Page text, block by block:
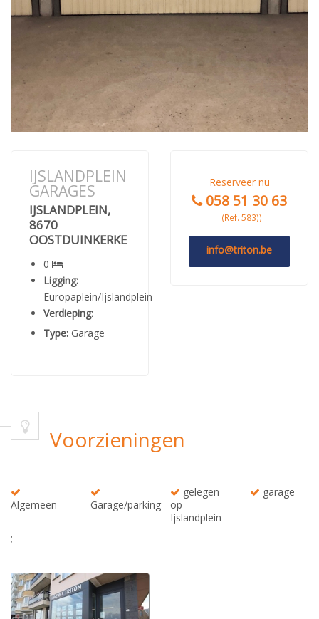
IJSLANDPLEIN
GARAGES
IJSLANDPLEIN,
8670
OOSTDUINKERKE
0
Ligging:
Europaplein/Ijslandplein
Verdieping:
Type: Garage
Reserveer nu
058 51 30 63
(Ref. 583))
info@triton.be
Voorzieningen
Algemeen Garage/parking
gelegen
op
Ijslandplein
garage
;